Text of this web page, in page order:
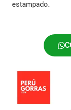
estampado.